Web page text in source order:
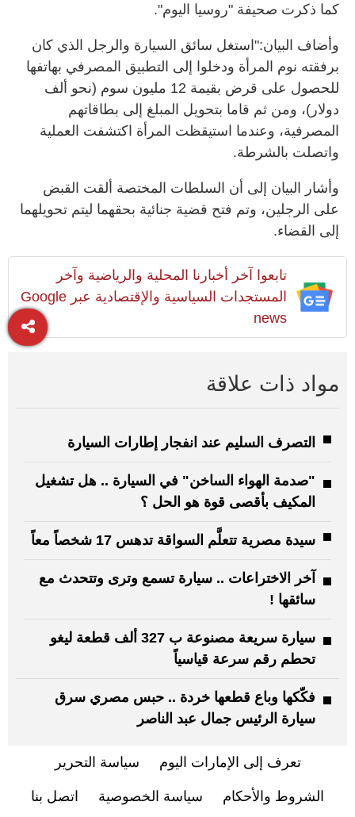
كما ذكرت صحيفة "روسيا اليوم".
وأضاف البيان:"استغل سائق السيارة والرجل الذي كان
برفقته نوم المرأة ودخلوا إلى التطبيق المصرفي بهاتفها
للحصول على قرض بقيمة 12 مليون سوم (نحو ألف
دولار)، ومن ثم قاما بتحويل المبلغ إلى بطاقاتهم
المصرفية، وعندما استيقظت المرأة اكتشفت العملية
واتصلت بالشرطة.
وأشار البيان إلى أن السلطات المختصة ألقت القبض
على الرجلين، وتم فتح قضية جنائية بحقهما ليتم تحويلهما
إلى القضاء.
تابعوا آخر أخبارنا المحلية والرياضية وآخر
المستجدات السياسية والإقتصادية عبر Google
news
مواد ذات علاقة
التصرف السليم عند انفجار إطارات السيارة
"صدمة الهواء الساخن" في السيارة .. هل تشغيل
المكيف بأقصى قوة هو الحل ؟
سيدة مصرية تتعلَّم السواقة تدهس 17 شخصاً معاً
آخر الاختراعات .. سيارة تسمع وترى وتتحدث مع
سائقها !
سيارة سريعة مصنوعة ب 327 ألف قطعة ليغو
تحطم رقم سرعة قياسياً
فكّكها وباع قطعها خردة .. حبس مصري سرق
سيارة الرئيس جمال عبد الناصر
تعرف إلى الإمارات اليوم سياسة التحرير
الشروط والأحكام سياسة الخصوصية اتصل بنا